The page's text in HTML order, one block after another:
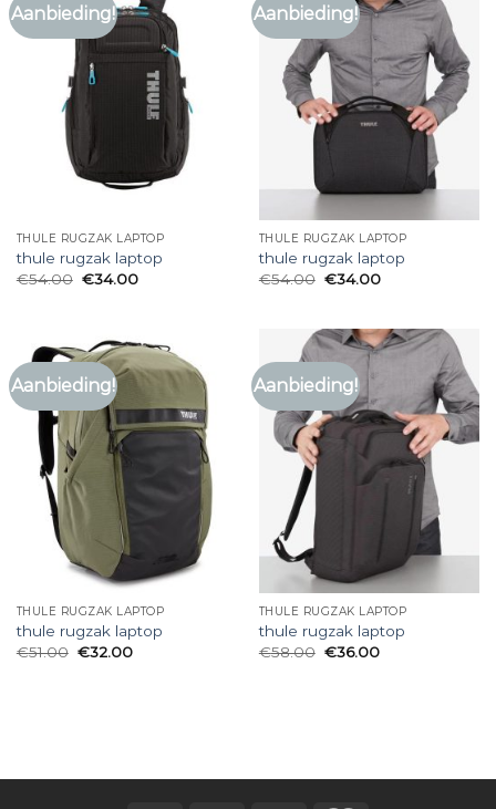
Aanbieding!
THULE RUGZAK LAPTOP
thule rugzak laptop
€54.00 €34.00
Aanbieding!
THULE RUGZAK LAPTOP
thule rugzak laptop
€54.00 €34.00
Aanbieding!
THULE RUGZAK LAPTOP
thule rugzak laptop
€51.00 €32.00
Aanbieding!
THULE RUGZAK LAPTOP
thule rugzak laptop
€58.00 €36.00